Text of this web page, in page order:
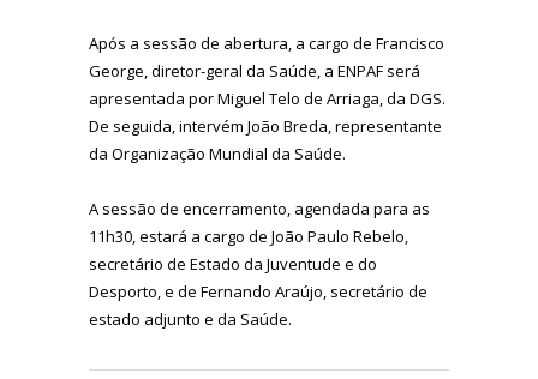
Após a sessão de abertura, a cargo de Francisco
George, diretor-geral da Saúde, a ENPAF será
apresentada por Miguel Telo de Arriaga, da DGS.
De seguida, intervém João Breda, representante
da Organização Mundial da Saúde.
A sessão de encerramento, agendada para as
11h30, estará a cargo de João Paulo Rebelo,
secretário de Estado da Juventude e do
Desporto, e de Fernando Araújo, secretário de
estado adjunto e da Saúde.